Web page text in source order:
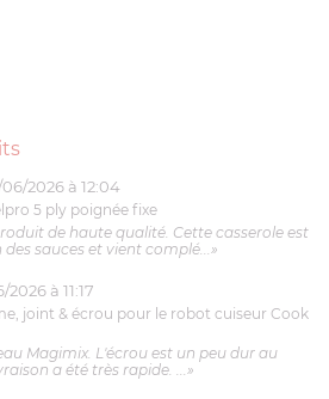
06/2026 à 12:04
5 ply poignée fixe
de haute qualité. Cette casserole est
sauces et vient complé...»
2026 à 11:17
joint & écrou pour le robot cuiseur Cook
Magimix. L'écrou est un peu dur au
a été très rapide. ...»